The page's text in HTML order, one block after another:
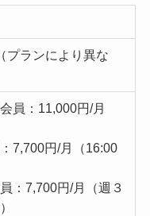
プランにより異な
員：11,000円/月
7,700円/月（16:00
：7,700円/月（週３